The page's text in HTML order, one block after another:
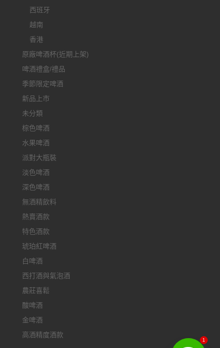
西班牙
越南
香港
原廠啤酒杯(近期上架)
啤酒禮盒/禮品
季節限定啤酒
新品上市
未分類
棕色啤酒
水果啤酒
派對大瓶裝
淡色啤酒
深色啤酒
無酒精飲料
熱賣酒款
特色酒款
琥珀紅啤酒
白啤酒
西打酒與氣泡酒
農莊喜鬆
酸啤酒
金啤酒
高酒精度酒款
1